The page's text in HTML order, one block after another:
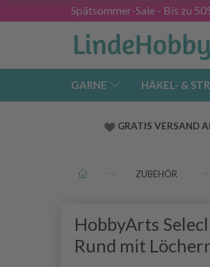
Spätsommer-Sale - Bis zu
GARNE HÄKEL- &
GRATIS VERSAND
ZUBEHÖR
HobbyArts
Rund mit